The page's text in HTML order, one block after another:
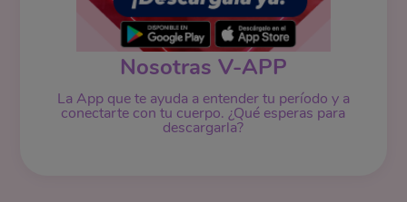
Nosotras V-APP
La App que te ayuda a entender tu período y a
conectarte con tu cuerpo. ¿Qué esperas para
descargarla?